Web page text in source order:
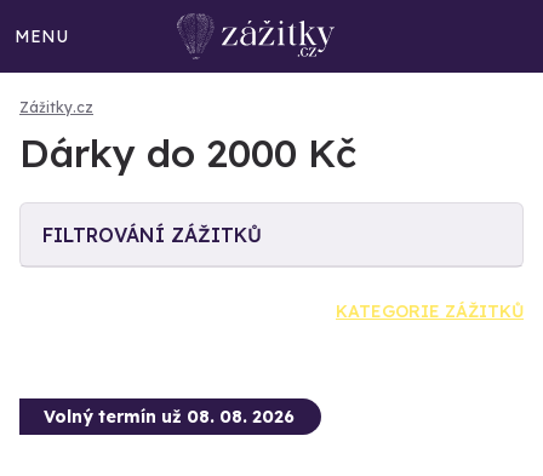
MENU
Zážitky.cz
Dárky do 2000 Kč
FILTROVÁNÍ ZÁŽITKŮ
KATEGORIE ZÁŽITKŮ
Volný termín už 08. 08. 2026